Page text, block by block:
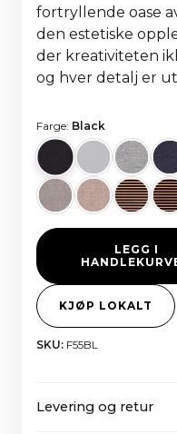
fortryllende oase
den estetiske
der kreativiteten
og hver detalj er
Farge: Black
LEGG I
KJØP LOKALT
SKU: F55BL
Levering og retur